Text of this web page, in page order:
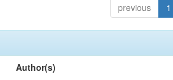
previous 1
Author(s)